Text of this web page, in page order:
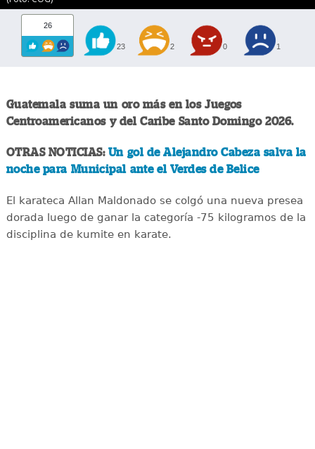
26
23 2 0 1
Guatemala suma un oro más en los Juegos
Centroamericanos y del Caribe Santo Domingo 2026.
OTRAS NOTICIAS: Un gol de Alejandro Cabeza salva la
noche para Municipal ante el Verdes de Belice
El karateca Allan Maldonado se colgó una nueva presea
dorada luego de ganar la categoría -75 kilogramos de la
disciplina de kumite en karate.